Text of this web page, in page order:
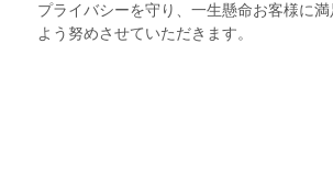
プライバシーを守り、一生懸命お客様に
よう努めさせていただきます。